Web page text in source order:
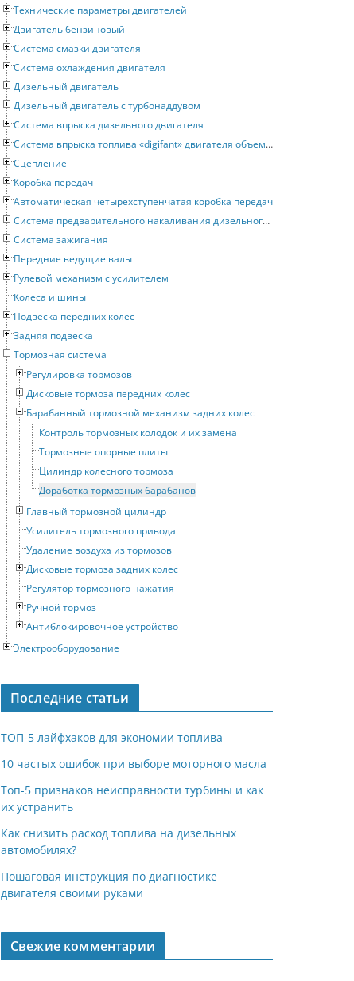
Технические параметры двигателей
Двигатель бензиновый
Система смазки двигателя
Система охлаждения двигателя
Дизельный двигатель
Дизельный двигатель с турбонаддувом
Система впрыска дизельного двигателя
Система впрыска топлива «digifant» двигателя объемом 2 литра
Сцепление
Коробка передач
Автоматическая четырехступенчатая коробка передач
Система предварительного накаливания дизельного двигателя
Система зажигания
Передние ведущие валы
Рулевой механизм с усилителем
Колеса и шины
Подвеска передних колес
Задняя подвеска
Тормозная система
Регулировка тормозов
Дисковые тормоза передних колес
Барабанный тормозной механизм задних колес
Контроль тормозных колодок и их замена
Тормозные опорные плиты
Цилиндр колесного тормоза
Доработка тормозных барабанов
Главный тормозной цилиндр
Усилитель тормозного привода
Удаление воздуха из тормозов
Дисковые тормоза задних колес
Регулятор тормозного нажатия
Ручной тормоз
Антиблокировочное устройство
Электрооборудование
Последние статьи
ТОП-5 лайфхаков для экономии топлива
10 частых ошибок при выборе моторного масла
Топ-5 признаков неисправности турбины и как
их устранить
Как снизить расход топлива на дизельных
автомобилях?
Пошаговая инструкция по диагностике
двигателя своими руками
Свежие комментарии